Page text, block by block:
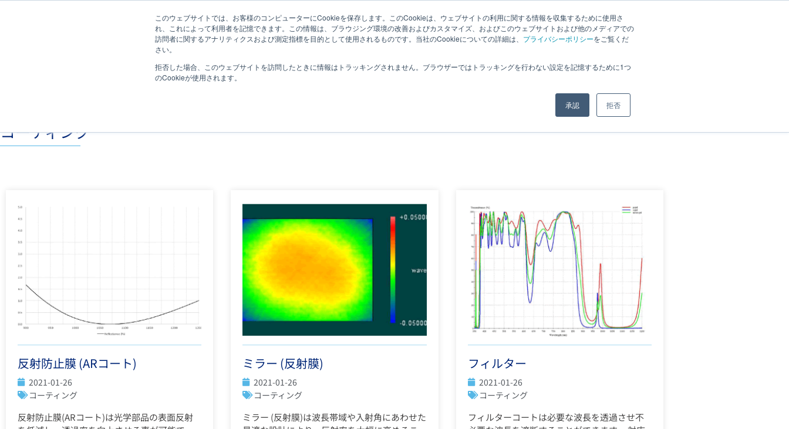
このウェブサイトでは、お客様のコンピューターにCookieを保存します。このCookieは、ウェブサイトの利用に関する情報を収集するために使用さ
れ、これによって利用者を記憶できます。この情報は、ブラウジング環境の改善およびカスタマイズ、およびこのウェブサイトおよび他のメディアでの
訪問者に関するアナリティクスおよび測定指標を目的として使用されるものです。当社のCookieについての詳細は、 プライバシーポリシーをご覧くだ
さい。
拒否した場合、このウェブサイトを訪問したときに情報はトラッキングされません。ブラウザーではトラッキングを行わない設定を記憶するために1つ
のCookieが使用されます。
承認 拒否
夏目光学とは 適応分野 オプティクス ヒカリの豆知識 お知らせ 採用案内
コーティング
反射防止膜 (ARコート)
2021-01-26
コーティング
反射防止膜(ARコート)は光学部品の表面反射
ミラー (反射膜)
2021-01-26
コーティング
ミラー (反射膜)は波長帯域や入射角にあわせた
フィルター
2021-01-26
コーティング
フィルターコートは必要な波長を透過させ不